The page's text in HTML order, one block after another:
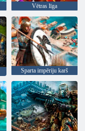
Vētras līga
Sparta impēriju karš